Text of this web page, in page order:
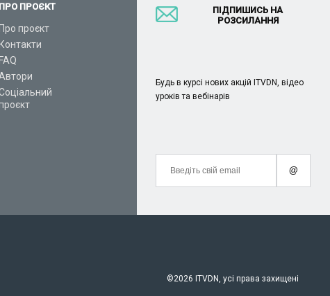
ПРО ПРОЄКТ
проєкт
ПІДПИШИСЬ НА
РОЗСИЛАННЯ
Будь в курсі нових акцій ITVDN, відео
уроків та вебінарів
@
©2026 ITVDN, усі права захищені